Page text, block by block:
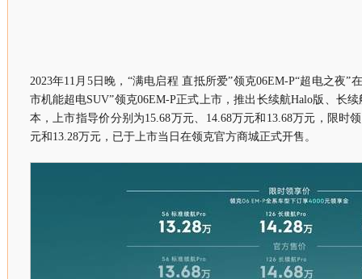
2023年11月5日晚，“满电启程 直抵所爱”领克06EM-P“超电之夜”
市机能超电SUV”领克06EM-P正式上市，推出长续航Halo版、长
本，上市指导价分别为15.68万元、14.68万元和13.68万元，限时
元和13.28万元，已于上市当日在领克官方商城正式开售。